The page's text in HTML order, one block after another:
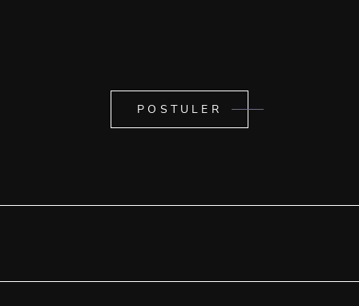
POSTULER